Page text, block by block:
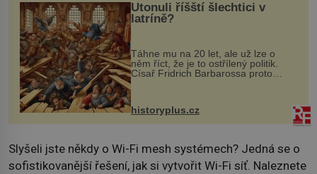
Utonuli říšští šlechtici v
latríně?
Táhne mu na 20 let, ale už lze o
něm říct, že je to ostřílený politik.
Císař Fridrich Barbarossa proto
posílá svého syna a dědice Jindřicha
VI. do Erfurtu, aby se stal
prostředníkem při řešení sporu m...
historyplus.cz
Slyšeli jste někdy o Wi-Fi mesh systémech? Jedná se o
sofistikovanější řešení, jak si vytvořit Wi-Fi síť. Naleznete